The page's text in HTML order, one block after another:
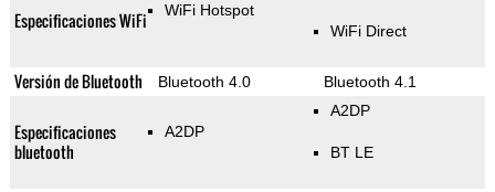
Especificaciones WiFi WiFi Hotspot
WiFi Direct
Versión de Bluetooth Bluetooth 4.0 Bluetooth 4.1
Especificaciones
bluetooth
A2DP
A2DP
BT LE